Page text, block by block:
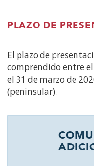
PLAZO DE
El plazo de
comprendido entre
el 31 de marzo de
(peninsular).